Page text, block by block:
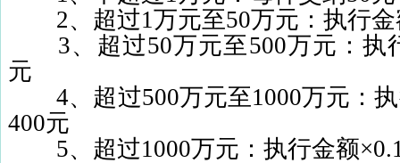
2、超过1万元至50万元：执行
3、超过50万元至500万元：执
元
4、超过500万元至1000万元：
400元
5、超过1000万元：执行金额×